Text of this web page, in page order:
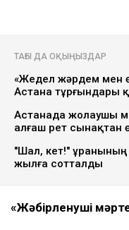
ТАҒЫ ДА ОҚЫҢЫЗДАР
«Жедел жәрдем мен
Астана тұрғындары
Астанада жолаушы
алғаш рет сынақтан
"Шал, кет!"
жылға сотталды
«Жәбірленуші